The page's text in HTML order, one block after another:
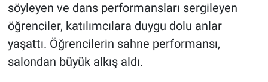
söyleyen ve dans performansları sergileyen
öğrenciler, katılımcılara duygu dolu anlar
yaşattı. Öğrencilerin sahne performansı,
salondan büyük alkış aldı.